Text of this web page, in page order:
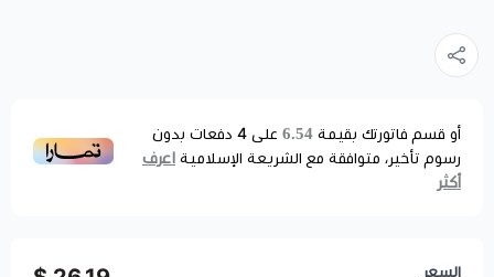
أو قسم فاتورتك بقيمة 6.54 على 4 دفعات بدون
رسوم تأخير، متوافقة مع الشريعة الإسلامية اعرف
أكثر
السعر